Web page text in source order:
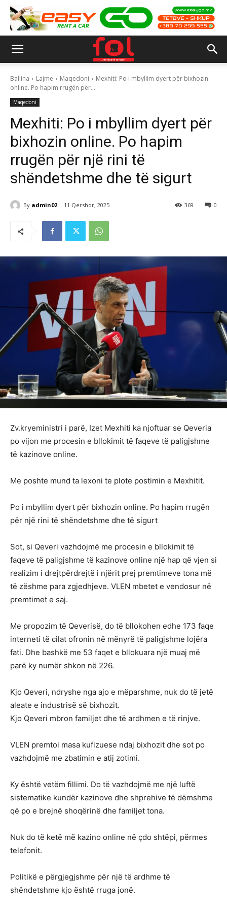
Ballina Lajme Maqedoni
Mexhiti: Po i mbyllim dyert për bixhozin
online. Po hapim rrugën për...
Maqedoni
Mexhiti: Po i mbyllim dyert për
bixhozin online. Po hapim
rrugën për një rini të
shëndetshme dhe të sigurt
By admin02 11 Qershor, 2025 0
369
Zv.kryeministri i parë, Izet Mexhiti ka njoftuar se Qeveria
po vijon me procesin e bllokimit të faqeve të paligjshme
të kazinove online.
Me poshte mund ta lexoni te plote postimin e Mexhitit.
Po i mbyllim dyert për bixhozin online. Po hapim rrugën
për një rini të shëndetshme dhe të sigurt
Sot, si Qeveri vazhdojmë me procesin e bllokimit të
faqeve të paligjshme të kazinove online një hap që vjen si
realizim i drejtpërdrejtë i njërit prej premtimeve tona më
të zëshme para zgjedhjeve. VLEN mbetet e vendosur në
premtimet e saj.
Me propozim të Qeverisë, do të bllokohen edhe 173 faqe
interneti të cilat ofronin në mënyrë të paligjshme lojëra
fati. Dhe bashkë me 53 faqet e bllokuara një muaj më
parë ky numër shkon në 226.
Kjo Qeveri, ndryshe nga ajo e mëparshme, nuk do të jetë
aleate e industrisë së bixhozit.
Kjo Qeveri mbron familjet dhe të ardhmen e të rinjve.
VLEN premtoi masa kufizuese ndaj bixhozit dhe sot po
vazhdojmë me zbatimin e atij zotimi.
Ky është vetëm fillimi. Do të vazhdojmë me një luftë
sistematike kundër kazinove dhe shprehive të dëmshme
që po e brejnë shoqërinë dhe familjet tona.
Nuk do të ketë më kazino online në çdo shtëpi, përmes
telefonit.
Politikë e përgjegjshme për një të ardhme të
shëndetshme kjo është rruga jonë.